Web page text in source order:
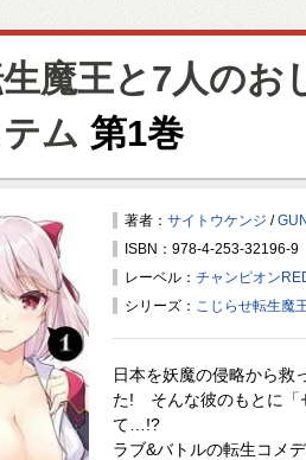
魔王と7人のお
ム 第1巻
著者： サイトウケンジ /
ISBN：978-4-253-32196-9
レーベル： チャンピオン
シリーズ： こじらせ転生魔
日本を妖魔の侵略から救
た! そんな彼のもとに「
て…!?
ラブ&バトルの転生コメ